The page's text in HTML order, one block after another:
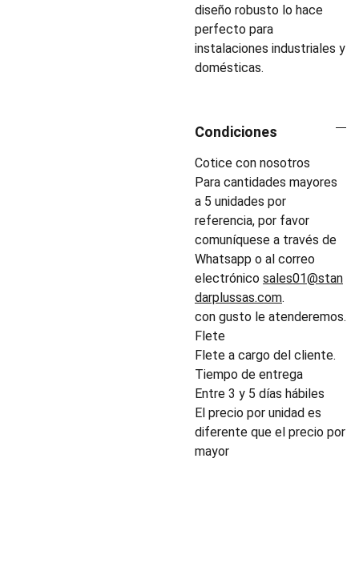
diseño robusto lo hace
perfecto para
instalaciones industriales y
domésticas.
Condiciones
Cotice con nosotros
Para cantidades mayores
a 5 unidades por
referencia, por favor
comuníquese a través de
Whatsapp o al correo
electrónico sales01@stan
darplussas.com.
con gusto le atenderemos.
Flete
Flete a cargo del cliente.
Tiempo de entrega
Entre 3 y 5 días hábiles
El precio por unidad es
diferente que el precio por
mayor